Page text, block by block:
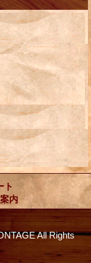
ト
内
All Rights